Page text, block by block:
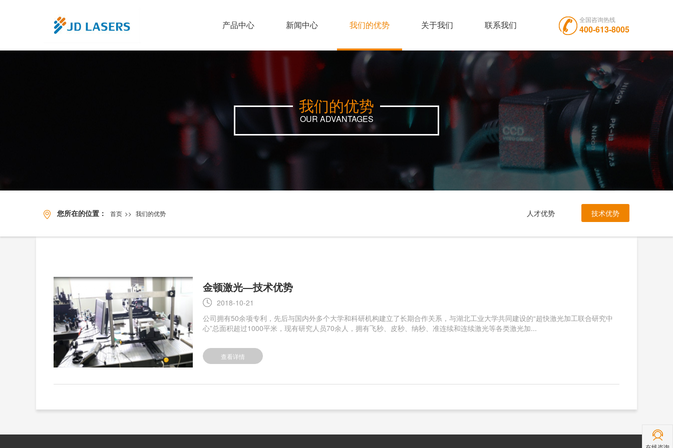
产品中心 新闻中心 我们的优势 关于我们 联系我们 全国咨询热线
400-613-8005
我们的优势
OUR ADVANTAGES
您所在的位置： 首页 >> 我们的优势 人才优势 技术优势
金顿激光—技术优势
2018-10-21
公司拥有50余项专利，先后与国内外多个大学和科研机构建立了长期合作关系，与湖北工业大学共同建设的“超快激光加工联合研究中
心”总面积超过1000平米，现有研究人员70余人，拥有飞秒、皮秒、纳秒、准连续和连续激光等各类激光加...
查看详情